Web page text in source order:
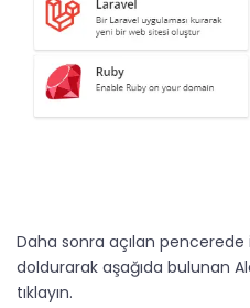
Daha sonra açılan pencerede
doldurarak aşağıda bulunan
tıklayın.